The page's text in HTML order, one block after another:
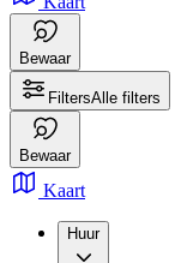
Bewaar
FiltersAlle filters
Bewaar
Kaart
Huur